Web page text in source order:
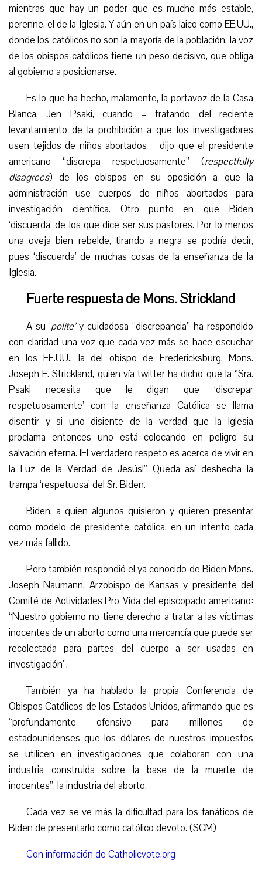
mientras que hay un poder que es mucho más estable,
perenne, el de la Iglesia. Y aún en un país laico como EE.UU.,
donde los católicos no son la mayoría de la población, la voz
de los obispos católicos tiene un peso decisivo, que obliga
al gobierno a posicionarse.
Es lo que ha hecho, malamente, la portavoz de la Casa
Blanca, Jen Psaki, cuando –tratando del reciente
levantamiento de la prohibición a que los investigadores
usen tejidos de niños abortados – dijo que el presidente
americano “discrepa respetuosamente” (respectfully
disagrees) de los obisposen suoposición a que la
administración use cuerpos de niños abortados para
investigación científica. Otro punto en que Biden
‘discuerda’ de los que dice ser sus pastores. Por lo menos
una oveja bien rebelde, tirando a negra se podría decir,
pues ‘discuerda’ de muchas cosas de la enseñanza de la
Iglesia.
Fuerte respuesta de Mons. Strickland
A su ‘polite’y cuidadosa “discrepancia” ha respondido
con claridad una voz que cada vez más se hace escuchar
en los EE.UU., la del obispo de Fredericksburg, Mons.
Joseph E. Strickland, quien vía twitter ha dicho que la “Sra.
Psaki necesita que le digan que ‘discrepar
respetuosamente’ con la enseñanza Católica se llama
disentir y si uno disiente de la verdad que la Iglesia
proclama entonces uno está colocando en peligro su
salvación eterna. ¡El verdadero respeto es acerca de vivir en
la Luz de la Verdad de Jesús!” Queda así deshecha la
trampa ‘respetuosa’ del Sr. Biden.
Biden, a quien algunos quisieron y quieren presentar
como modelo de presidente católica, en un intento cada
vez más fallido.
Pero también respondió el ya conocido de Biden Mons.
Joseph Naumann, Arzobispo de Kansas y presidente del
Comité de Actividades Pro-Vida del episcopado americano:
“Nuestro gobierno no tiene derecho a tratar a las víctimas
inocentes de un aborto como una mercancía que puede ser
recolectada para partes del cuerpo a ser usadas en
investigación”.
También ya ha hablado la propia Conferencia de
Obispos Católicos de los Estados Unidos, afirmando que es
“profundamente ofensivo para millones de
estadounidenses que los dólares de nuestros impuestos
se utilicen en investigaciones que colaboran con una
industria construida sobre la base de la muerte de
inocentes”, la industria del aborto.
Cada vez se ve más la dificultad para los fanáticos de
Biden de presentarlo como católico devoto. (SCM)
Con información de Catholicvote.org